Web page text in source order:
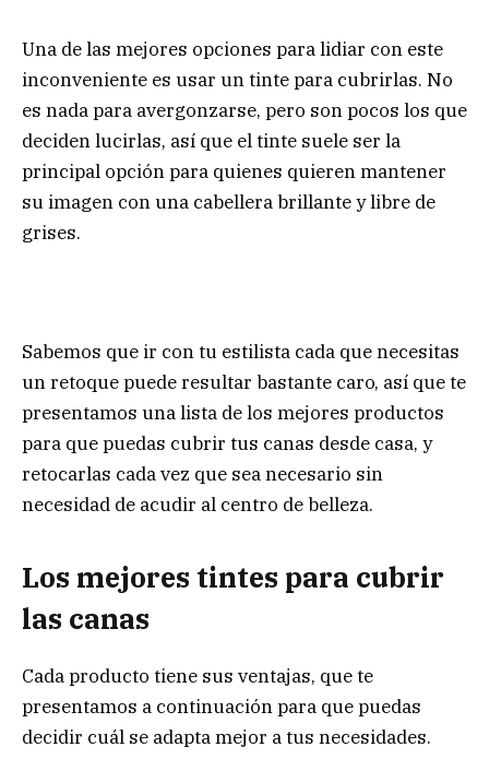
Una de las mejores opciones para lidiar con este
inconveniente es usar un tinte para cubrirlas. No
es nada para avergonzarse, pero son pocos los que
deciden lucirlas, así que el tinte suele ser la
principal opción para quienes quieren mantener
su imagen con una cabellera brillante y libre de
grises.
Sabemos que ir con tu estilista cada que necesitas
un retoque puede resultar bastante caro, así que te
presentamos una lista de los mejores productos
para que puedas cubrir tus canas desde casa, y
retocarlas cada vez que sea necesario sin
necesidad de acudir al centro de belleza.
Los mejores tintes para cubrir
las canas
Cada producto tiene sus ventajas, que te
presentamos a continuación para que puedas
decidir cuál se adapta mejor a tus necesidades.